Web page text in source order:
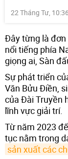
22 Tháng Tư, 10:36
Đây từng là
nổi tiếng phía
giọng ai, Sàn
Sự phát triển
Văn Bửu Điền,
của Đài Truyền
lĩnh vực giải trí.
Từ năm 2023
tục nằm trong
sản xuất các